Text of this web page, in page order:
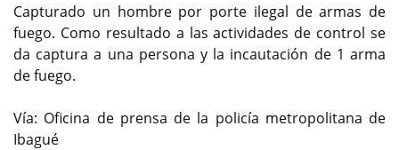
Capturado un hombre por porte ilegal de armas de
fuego. Como resultado a las actividades de control se
da captura a una persona y la incautación de 1 arma
de fuego.
Vía: Oficina de prensa de la policía metropolitana de
Ibagué